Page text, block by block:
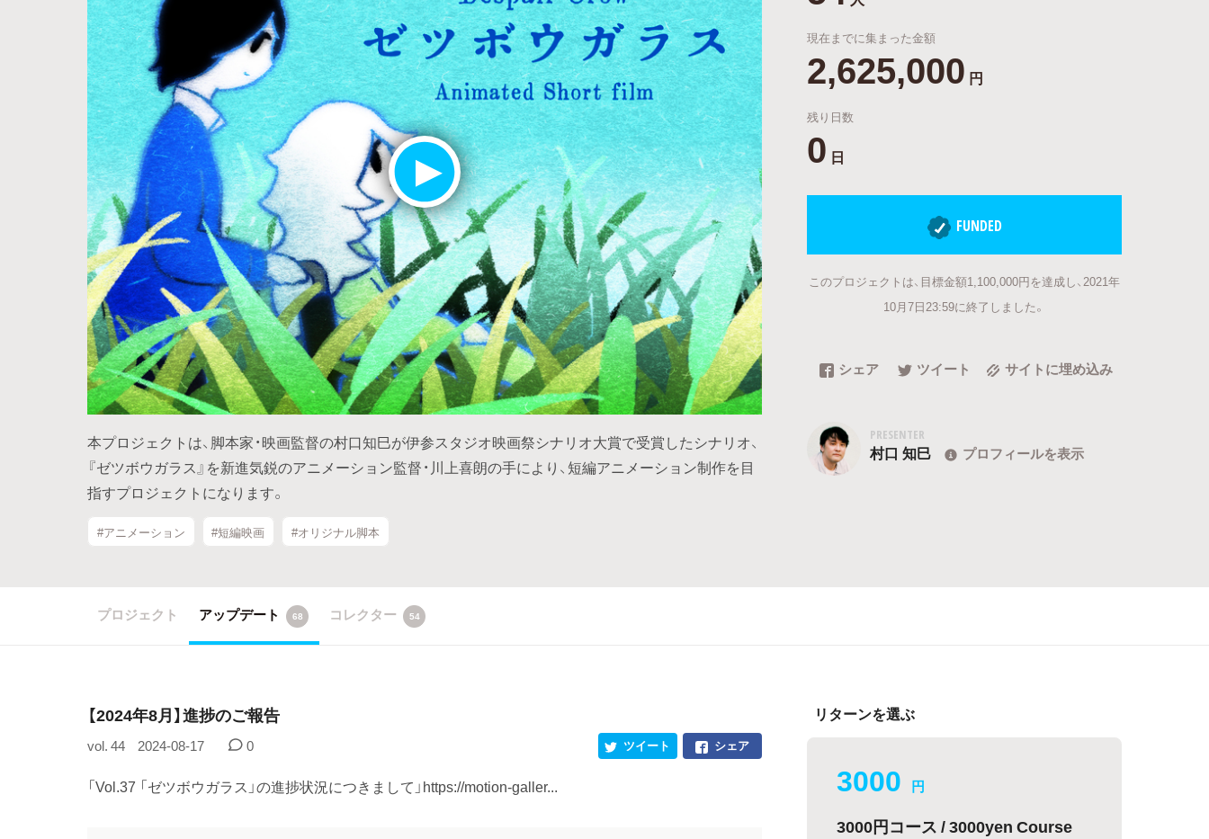
最新達成プロジェクト 調達額が大きいプロジェクト
本プロジェクトは、脚本家・映画監督の村口知巳が伊参スタジオ映画祭シナリオ大賞で受賞したシナリオ、
『ゼツボウガラス』を新進気鋭のアニメーション監督・川上喜朗の手により、短編アニメーション制作を目
指すプロジェクトになります。
#アニメーション #短編映画 #オリジナル脚本
現在までに集まった金額
2,625,000 円
残り日数
0 日
FUNDED
このプロジェクトは、目標金額1,100,000円を達成し、2021年
10月7日23:59に終了しました。
シェア ツイート サイトに埋め込み
PRESENTER
村口 知巳 プロフィールを表示
プロジェクト アップデート 68 コレクター 54
【2024年8月】進捗のご報告
vol. 44 2024-08-17 0 シェア
ツイート
「Vol.37 「ゼツボウガラス」の進捗状況につきまして」https://motion-galler...
リターンを選ぶ
3000 円
3000円コース / 3000yen Course